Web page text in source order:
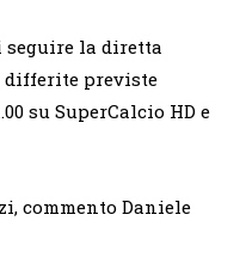
la diretta
differite previste
su SuperCalcio HD e
commento Daniele